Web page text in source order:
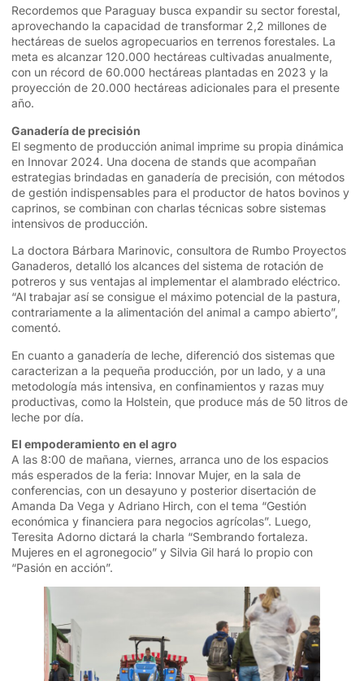
Recordemos que Paraguay busca expandir su sector forestal,
aprovechando la capacidad de transformar 2,2 millones de
hectáreas de suelos agropecuarios en terrenos forestales. La
meta es alcanzar 120.000 hectáreas cultivadas anualmente,
con un récord de 60.000 hectáreas plantadas en 2023 y la
proyección de 20.000 hectáreas adicionales para el presente
año.
Ganadería de precisión
El segmento de producción animal imprime su propia dinámica
en Innovar 2024. Una docena de stands que acompañan
estrategias brindadas en ganadería de precisión, con métodos
de gestión indispensables para el productor de hatos bovinos y
caprinos, se combinan con charlas técnicas sobre sistemas
intensivos de producción.
La doctora Bárbara Marinovic, consultora de Rumbo Proyectos
Ganaderos, detalló los alcances del sistema de rotación de
potreros y sus ventajas al implementar el alambrado eléctrico.
“Al trabajar así se consigue el máximo potencial de la pastura,
contrariamente a la alimentación del animal a campo abierto”,
comentó.
En cuanto a ganadería de leche, diferenció dos sistemas que
caracterizan a la pequeña producción, por un lado, y a una
metodología más intensiva, en confinamientos y razas muy
productivas, como la Holstein, que produce más de 50 litros de
leche por día.
El empoderamiento en el agro
A las 8:00 de mañana, viernes, arranca uno de los espacios
más esperados de la feria: Innovar Mujer, en la sala de
conferencias, con un desayuno y posterior disertación de
Amanda Da Vega y Adriano Hirch, con el tema “Gestión
económica y financiera para negocios agrícolas”. Luego,
Teresita Adorno dictará la charla “Sembrando fortaleza.
Mujeres en el agronegocio” y Silvia Gil hará lo propio con
“Pasión en acción”.